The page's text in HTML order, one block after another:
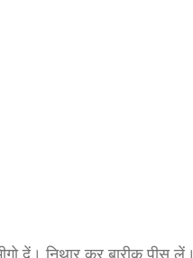
दें। निथार कर बारीक पीस लें।